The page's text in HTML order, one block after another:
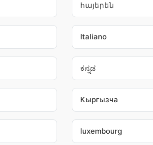
հայերեն
Italiano
ಕನ್ನಡ
Кыргызча
luxembourg